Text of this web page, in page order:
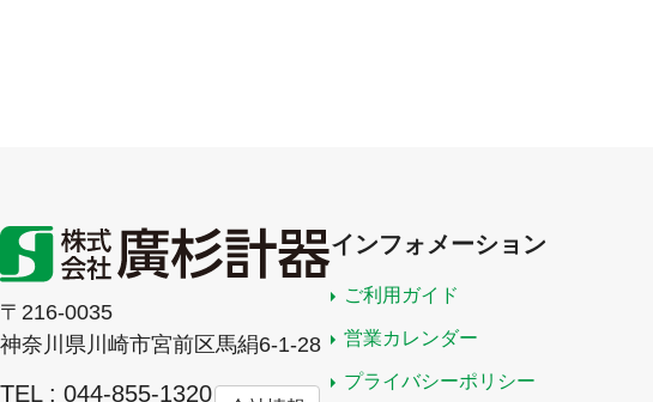
〒216-0035
神奈川県川崎市宮前区馬絹6-1-28
TEL : 044-855-1320
インフォメーション
ご利用ガイド
営業カレンダー
プライバシーポリシー